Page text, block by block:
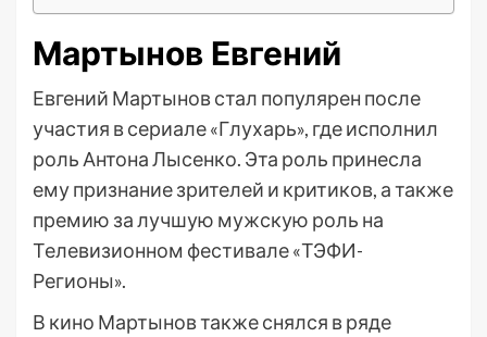
Мартынов Евгений
Евгений Мартынов стал популярен после
участия в сериале «Глухарь», где исполнил
роль Антона Лысенко. Эта роль принесла
ему признание зрителей и критиков, а также
премию за лучшую мужскую роль на
Телевизионном фестивале «ТЭФИ-
Регионы».
В кино Мартынов также снялся в ряде